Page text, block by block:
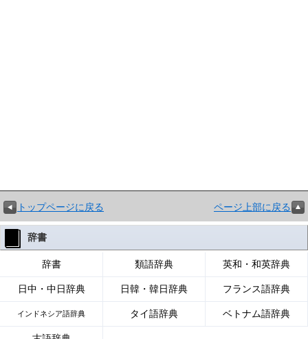
トップページに戻る ページ上部に戻る
辞書
辞書 類語辞典 英和・和英辞典
日中・中日辞典 日韓・韓日辞典 フランス語辞典
インドネシア語辞典 タイ語辞典 ベトナム語辞典